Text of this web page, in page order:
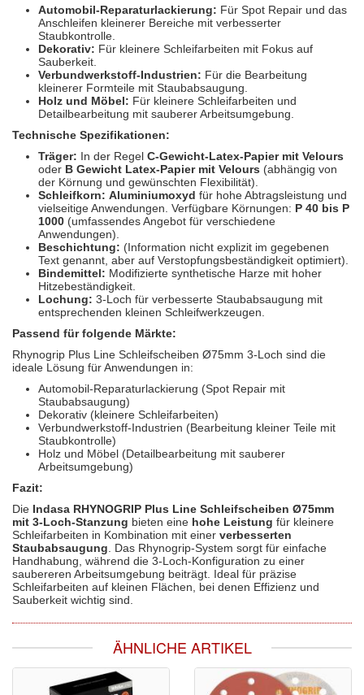
Automobil-Reparaturlackierung: Für Spot Repair und das
Anschleifen kleinerer Bereiche mit verbesserter
Staubkontrolle.
Dekorativ: Für kleinere Schleifarbeiten mit Fokus auf
Sauberkeit.
Verbundwerkstoff-Industrien: Für die Bearbeitung
kleinerer Formteile mit Staubabsaugung.
Holz und Möbel: Für kleinere Schleifarbeiten und
Detailbearbeitung mit sauberer Arbeitsumgebung.
Technische Spezifikationen:
Träger: In der Regel C-Gewicht-Latex-Papier mit Velours
oder B Gewicht Latex-Papier mit Velours (abhängig von
der Körnung und gewünschten Flexibilität).
Schleifkorn: Aluminiumoxyd für hohe Abtragsleistung und
vielseitige Anwendungen. Verfügbare Körnungen: P 40 bis P
1000 (umfassendes Angebot für verschiedene
Anwendungen).
Beschichtung: (Information nicht explizit im gegebenen
Text genannt, aber auf Verstopfungsbeständigkeit optimiert).
Bindemittel: Modifizierte synthetische Harze mit hoher
Hitzebeständigkeit.
Lochung: 3-Loch für verbesserte Staubabsaugung mit
entsprechenden kleinen Schleifwerkzeugen.
Passend für folgende Märkte:
Rhynogrip Plus Line Schleifscheiben Ø75mm 3-Loch sind die
ideale Lösung für Anwendungen in:
Automobil-Reparaturlackierung (Spot Repair mit
Staubabsaugung)
Dekorativ (kleinere Schleifarbeiten)
Verbundwerkstoff-Industrien (Bearbeitung kleiner Teile mit
Staubkontrolle)
Holz und Möbel (Detailbearbeitung mit sauberer
Arbeitsumgebung)
Fazit:
Die Indasa RHYNOGRIP Plus Line Schleifscheiben Ø75mm
mit 3-Loch-Stanzung bieten eine hohe Leistung für kleinere
Schleifarbeiten in Kombination mit einer verbesserten
Staubabsaugung . Das Rhynogrip-System sorgt für einfache
Handhabung, während die 3-Loch-Konfiguration zu einer
saubereren Arbeitsumgebung beiträgt. Ideal für präzise
Schleifarbeiten auf kleinen Flächen, bei denen Effizienz und
Sauberkeit wichtig sind.
ÄHNLICHE ARTIKEL